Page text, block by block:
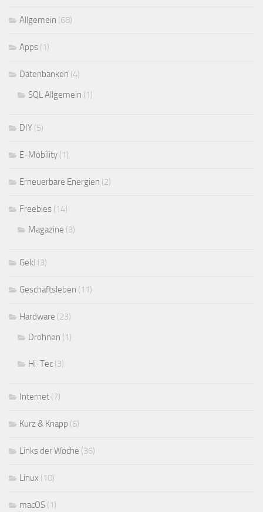
Allgemein (68)
Apps (1)
Datenbanken (4)
SQL Allgemein (1)
DIY (5)
E-Mobility (1)
Erneuerbare Energien (2)
Freebies (14)
Magazine (3)
Geld (3)
Geschäftsleben (11)
Hardware (23)
Drohnen (1)
Hi-Tec (3)
Internet (7)
Kurz & Knapp (6)
Links der Woche (36)
Linux (10)
macOS (1)